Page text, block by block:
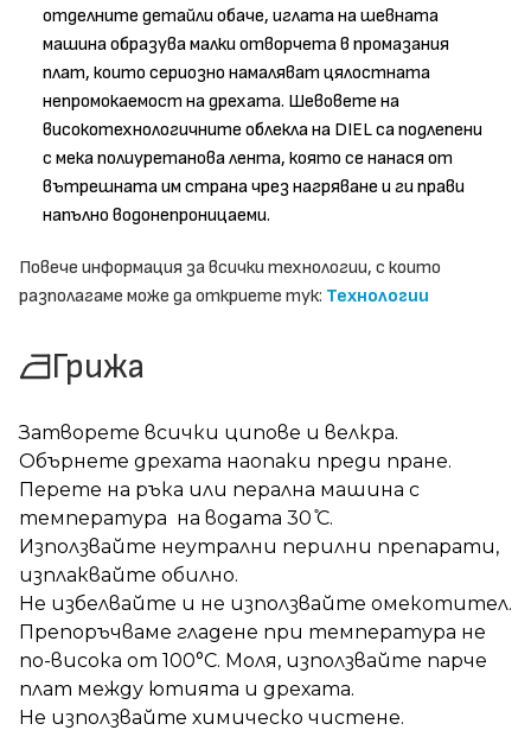
отделните детайли обаче, иглата на шевната
машина образува малки отворчета в промазания
плат, които сериозно намаляват цялостната
непромокаемост на дрехата. Шевовете на
високотехнологичните облекла на DIEL са подлепени
с мека полиуретанова лента, която се нанася от
вътрешната им страна чрез нагряване и ги прави
напълно водонепроницаеми.
Повече информация за всички технологии, с които
разполагаме може да откриете тук: Технологии
Грижа
Затворете всички ципове и велкра.
Обърнете дрехата наопаки преди пране.
Перете на ръка или перална машина с
температура на водата 30 ̊С.
Използвайте неутрални перилни препарати,
изплаквайте обилно.
Не избелвайте и не използвайте омекотител.
Препоръчваме гладене при температура не
по-висока от 100°C. Моля, използвайте парче
плат между ютията и дрехата.
Не използвайте химическо чистене.